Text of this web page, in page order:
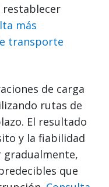
restablecer
más
transporte
de carga
rutas de
El resultado
y la fiabilidad
que